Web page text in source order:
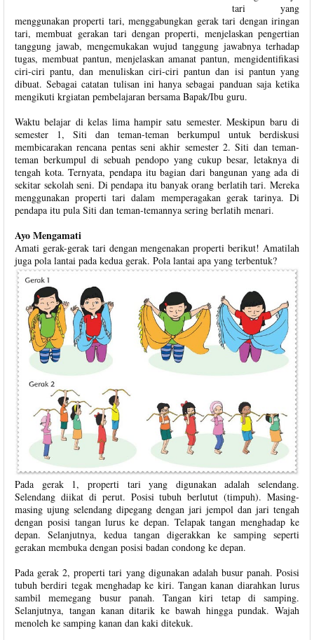
tari yang
menggunakan properti tari, menggabungkan gerak tari dengan iringan
tari, membuat gerakan tari dengan properti, menjelaskan pengertian
tanggung jawab, mengemukakan wujud tanggung jawabnya terhadap
tugas, membuat pantun, menjelaskan amanat pantun, mengidentifikasi
ciri-ciri pantu, dan menuliskan ciri-ciri pantun dan isi pantun yang
dibuat. Sebagai catatan tulisan ini hanya sebagai panduan saja ketika
mengikuti krgiatan pembelajaran bersama Bapak/Ibu guru.
Waktu belajar di kelas lima hampir satu semester. Meskipun baru di
semester 1, Siti dan teman-teman berkumpul untuk berdiskusi
membicarakan rencana pentas seni akhir semester 2. Siti dan teman-
teman berkumpul di sebuah pendopo yang cukup besar, letaknya di
tengah kota. Ternyata, pendapa itu bagian dari bangunan yang ada di
sekitar sekolah seni. Di pendapa itu banyak orang berlatih tari. Mereka
menggunakan properti tari dalam memperagakan gerak tarinya. Di
pendapa itu pula Siti dan teman-temannya sering berlatih menari.
Ayo Mengamati
Amati gerak-gerak tari dengan mengenakan properti berikut! Amatilah
juga pola lantai pada kedua gerak. Pola lantai apa yang terbentuk?
Pada gerak 1, properti tari yang digunakan adalah selendang.
Selendang diikat di perut. Posisi tubuh berlutut (timpuh). Masing-
masing ujung selendang dipegang dengan jari jempol dan jari tengah
dengan posisi tangan lurus ke depan. Telapak tangan menghadap ke
depan. Selanjutnya, kedua tangan digerakkan ke samping seperti
gerakan membuka dengan posisi badan condong ke depan.
Pada gerak 2, properti tari yang digunakan adalah busur panah. Posisi
tubuh berdiri tegak menghadap ke kiri. Tangan kanan diarahkan lurus
sambil memegang busur panah. Tangan kiri tetap di samping.
Selanjutnya, tangan kanan ditarik ke bawah hingga pundak. Wajah
menoleh ke samping kanan dan kaki ditekuk.